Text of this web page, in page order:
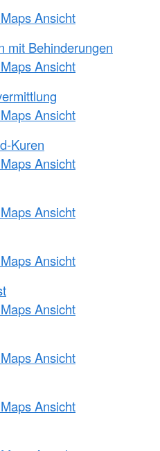
Ansicht
mit Behinderungen
Ansicht
Ansicht
Kuren
Ansicht
Ansicht
Ansicht
Ansicht
Ansicht
Ansicht